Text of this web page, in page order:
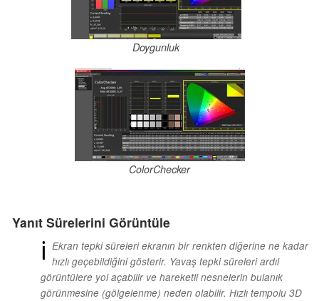
Doygunluk
ColorChecker
Yanıt Sürelerini Görüntüle
ℹ Ekran tepki süreleri ekranın bir renkten diğerine ne kadar
hızlı geçebildiğini gösterir. Yavaş tepki süreleri ardıl
görüntülere yol açabilir ve hareketli nesnelerin bulanık
görünmesine (gölgelenme) neden olabilir. Hızlı tempolu 3D